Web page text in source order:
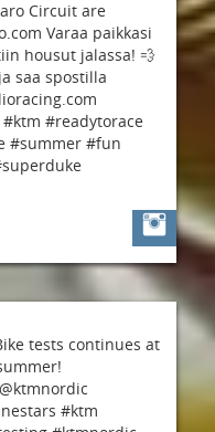
Circuit are
Varaa paikkasi
housut jalassa! 💨
saa spostilla
#readytorace
#summer #fun
tests continues at
#ktm